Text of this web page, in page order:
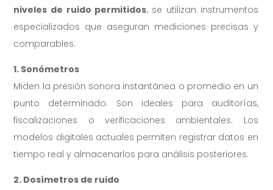
niveles de ruido permitidos, se utilizan instrumentos
especializados que aseguran mediciones precisas y
comparables:
1. Sonómetros
Miden la presión sonora instantánea o promedio en un
punto determinado. Son ideales para auditorías,
fiscalizaciones o verificaciones ambientales. Los
modelos digitales actuales permiten registrar datos en
tiempo real y almacenarlos para análisis posteriores.
2. Dosímetros de ruido